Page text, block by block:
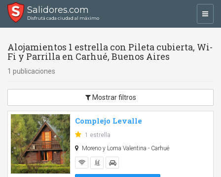
Salidores.com
Disfrutá cada ciudad al máximo
Alojamientos 1 estrella con Pileta cubierta, Wi-
Fi y Parrilla en Carhué, Buenos Aires
1 publicaciones
Mostrar filtros
Complejo Levalle
1 estrella
Moreno y Loma Valentina - Carhué